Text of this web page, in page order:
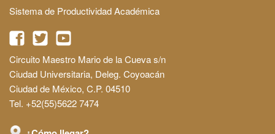
Sistema de Productividad Académica
Circuito Maestro Mario de la Cueva s/n
Ciudad Universitaria, Deleg. Coyoacán
Ciudad de México, C.P. 04510
Tel. +52(55)5622 7474